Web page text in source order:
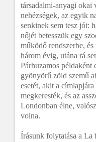
társadalmi-anyagi okai
nehézségek, az egyik
senkinek sem tesz jót:
nőjét betesszük egy
működő rendszerbe,
három évig, utána rá
Párhuzamos példaként
gyönyörű zöld szemű
esetét, akit a
megkeresték, és az
Londonban élne,
volna.
Írásunk folytatása a La